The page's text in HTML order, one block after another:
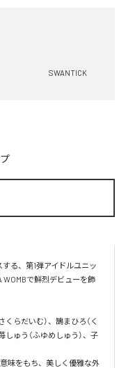
SWANTICK
する、第1弾アイドルユニッ
WOMBで鮮烈デビューを飾
くらだいむ）、鵠まひろ（く
しゅう（ふゆめしゅう）、子
意味をもち、美しく優雅な外